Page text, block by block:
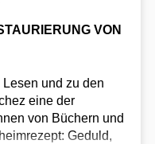
VON
und zu den
eine der
von Büchern und
Geduld,